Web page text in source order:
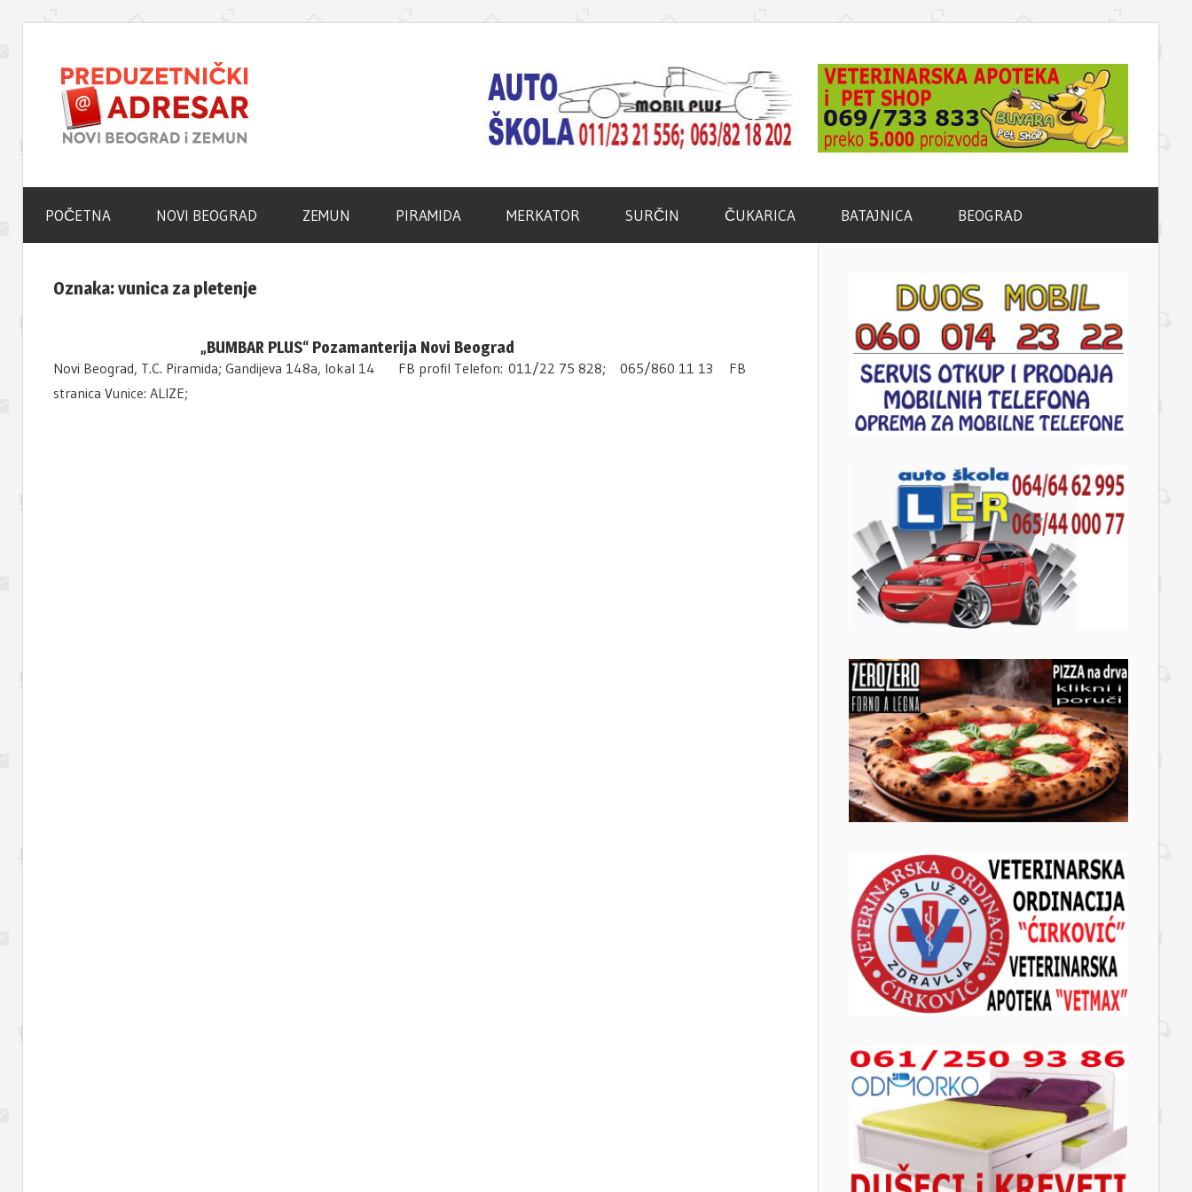
content
Portal
Adresar
POČETNA
NOVI BEOGRAD ZEMUN PIRAMIDA MERKATOR SURČIN ČUKARICA BATAJNICA BEOGRAD
Oznaka:vunica za pletenje
„BUMBAR PLUS“ Pozamanterija Novi Beograd
Novi Beograd, T.C. Piramida; Gandijeva 148a, lokal 14 FB profil Telefon: 011/22 75 828; 065/860 11 13 FB
stranica Vunice: ALIZE;